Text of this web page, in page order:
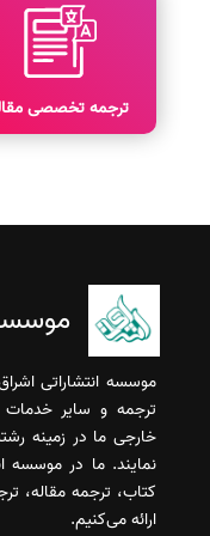
ترجمه تخصصی
موسسه انتشاراتی
ترجمه و سایر خدمات
خارجی ما در زمینه
نمایند. ما در موسسه
کتاب، ترجمه مقاله،
ارائه می‌کنیم.